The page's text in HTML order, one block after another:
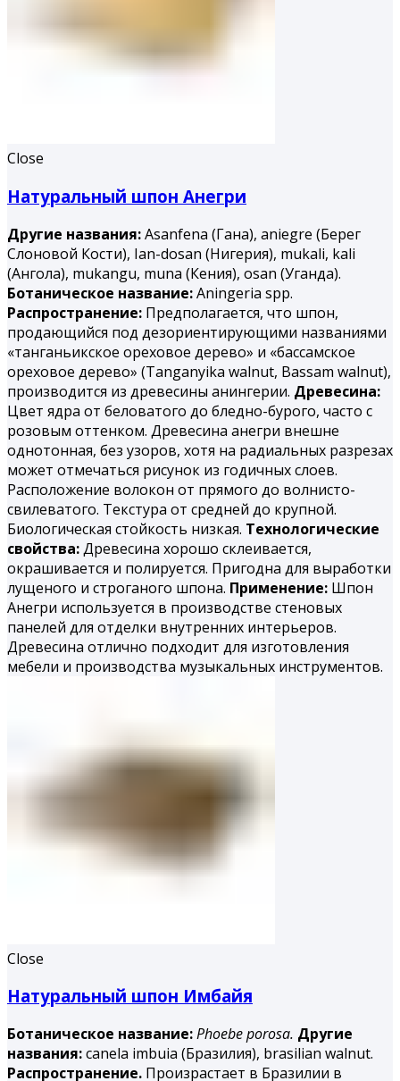
Close
Натуральный шпон Анегри
Другие названия:Asanfena (Гана), aniegre (Берег
Слоновой Кости), Ian-dosan (Нигерия), mukali, kali
(Ангола), mukangu, muna (Ке­ния), osan (Уганда).
Ботаническое название:Aningeria spp.
Распространение: Предполагается, что шпон,
продающийся под дезориентирующими названиями
«танганьикское ореховое дерево» и «бассамское
ореховое дерево» (Tanganyika walnut, Bassam walnut),
производится из древесины анингерии. Древесина:
Цвет ядра от беловатого до бледно-бурого, часто с
розовым оттенком. Древесина анегри внешне
однотонная, без узоров, хотя на радиальных разрезах
может отмечаться рисунок из годичных слоев.
Расположение волокон от прямого до волнисто-
свилеватого. Текстура от средней до крупной.
Биологическая стойкость низкая. Технологические
свойства:Древесина хорошо склеивается,
окрашивается и полируется. При­годна для выработки
лущеного и строганого шпона. Применение: Шпон
Анегри используется в производстве стеновых
панелей для отделки внутренних интерьеров.
Древесина отлично подходит для изготовления
мебели и производства музыкальных инструментов.
Close
Натуральный шпон Имбайя
Ботаническое название:Phoebe porosa. Другие
названия:canela imbuia (Бразилия), brasilian walnut.
Распространение. Произрастает в Бразилии в